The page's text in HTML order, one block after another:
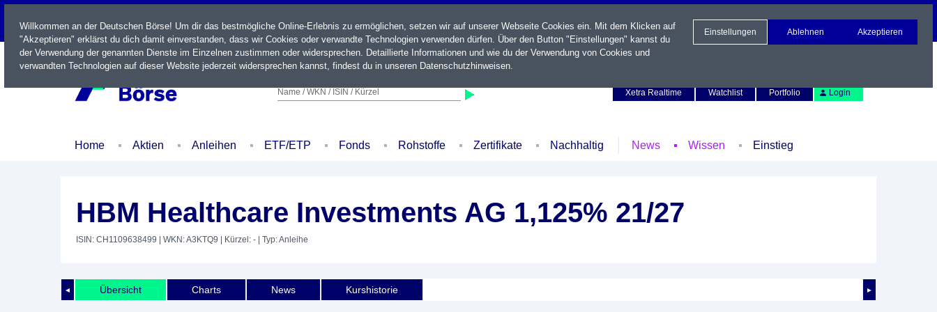
LIVE
Name / WKN / ISIN / Kürzel
Xetra Realtime
Watchlist Portfolio Login
Home Aktien Anleihen ETF/ETP Fonds Rohstoffe Zertifikate Nachhaltig News Wissen Einstieg
HBM Healthcare Investments AG 1,125% 21/27
ISIN: CH1109638499 | WKN: A3KTQ9 | Kürzel: - | Typ: Anleihe
◄ ►
Übersicht Charts News Kurshistorie
Willkommen an der Deutschen Börse! Um dir das bestmögliche Online-Erlebnis zu ermöglichen, setzen wir auf unserer Webseite Cookies ein. Mit dem Klicken auf
"Akzeptieren" erklärst du dich damit einverstanden, dass wir Cookies oder verwandte Technologien verwenden dürfen. Über den Button "Einstellungen" kannst du
der Verwendung der genannten Dienste im Einzelnen zustimmen oder widersprechen. Detaillierte Informationen und wie du der Verwendung von Cookies und
verwandten Technologien auf dieser Website jederzeit widersprechen kannst, findest du in unseren Datenschutzhinweisen.
Einstellungen Ablehnen Akzeptieren